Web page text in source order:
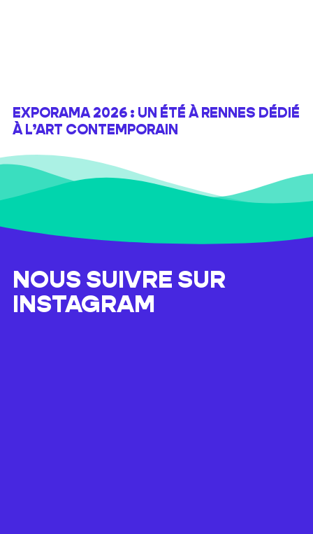
EXPORAMA 2026 : UN ÉTÉ À RENNES DÉDIÉ
À L’ART CONTEMPORAIN
NOUS SUIVRE SUR
INSTAGRAM